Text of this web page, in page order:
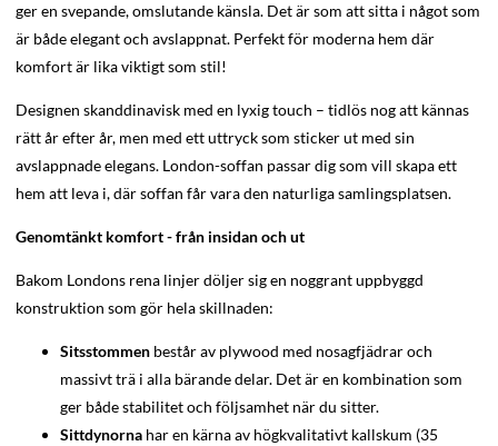
ger en svepande, omslutande känsla. Det är som att sitta i något som
är både elegant och avslappnat. Perfekt för moderna hem där
komfort är lika viktigt som stil!
Designen skanddinavisk med en lyxig touch – tidlös nog att kännas
rätt år efter år, men med ett uttryck som sticker ut med sin
avslappnade elegans. London-soffan passar dig som vill skapa ett
hem att leva i, där soffan får vara den naturliga samlingsplatsen.
Genomtänkt komfort - från insidan och ut
Bakom Londons rena linjer döljer sig en noggrant uppbyggd
konstruktion som gör hela skillnaden:
Sitsstommen består av plywood med nosagfjädrar och
massivt trä i alla bärande delar. Det är en kombination som
ger både stabilitet och följsamhet när du sitter.
Sittdynorna har en kärna av högkvalitativt kallskum (35